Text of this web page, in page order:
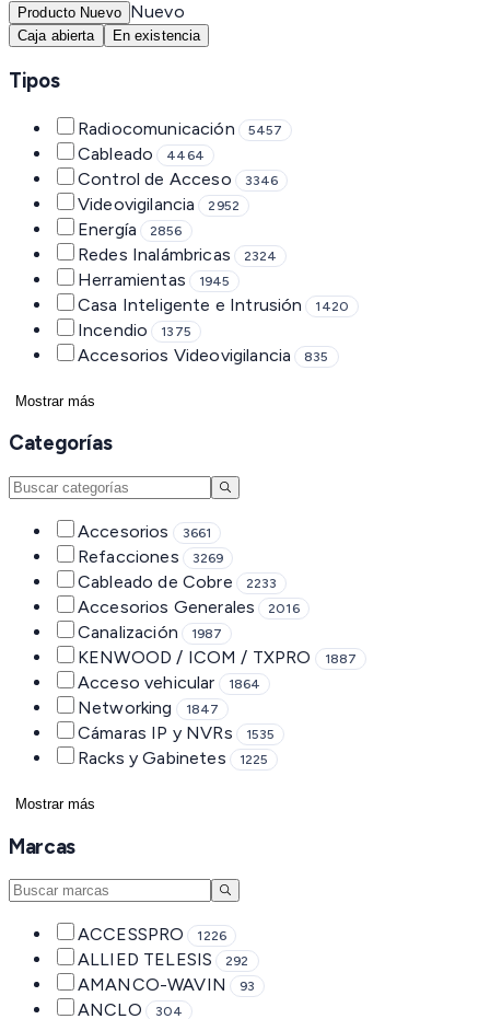
Producto Nuevo Nuevo
Caja abierta En existencia
Tipos
Radiocomunicación 5457
Cableado 4464
Control de Acceso 3346
Videovigilancia 2952
Energía 2856
Redes Inalámbricas 2324
Herramientas 1945
Casa Inteligente e Intrusión 1420
Incendio 1375
Accesorios Videovigilancia 835
Mostrar más
Categorías
Accesorios 3661
Refacciones 3269
Cableado de Cobre 2233
Accesorios Generales 2016
Canalización 1987
KENWOOD / ICOM / TXPRO 1887
Acceso vehicular 1864
Networking 1847
Cámaras IP y NVRs 1535
Racks y Gabinetes 1225
Mostrar más
Marcas
ACCESSPRO 1226
ALLIED TELESIS 292
AMANCO-WAVIN 93
ANCLO 304